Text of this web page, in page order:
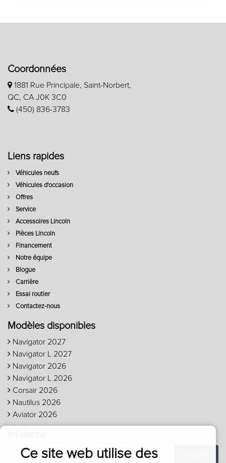
Coordonnées
1881 Rue Principale, Saint-Norbert,
QC, CA J0K 3C0
(450) 836-3783
Liens rapides
Véhicules neufs
Véhicules d'occasion
Offres
Service
Accessoires Lincoln
Pièces Lincoln
Financement
Notre équipe
Blogue
Carrière
Essai routier
Contactez-nous
Modèles disponibles
Navigator 2027
Navigator L 2027
Navigator 2026
Navigator L 2026
Corsair 2026
Nautilus 2026
Aviator 2026
Ce site web utilise des